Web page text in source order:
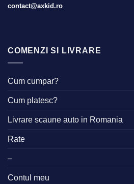
contact@axkid.ro
COMENZI SI LIVRARE
Cum cumpar?
Cum platesc?
Livrare scaune auto in Romania
Rate
–
Contul meu